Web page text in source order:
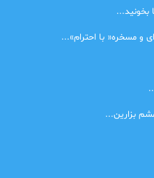
بخونید...
و مسخره« با احترام»...
بزارین...